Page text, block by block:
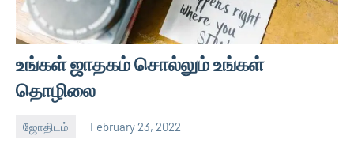
உங்கள் ஜாதகம் சொல்லும் உங்கள்
தொழிலை
ஜோதிடம் February 23, 2022
Auser
No